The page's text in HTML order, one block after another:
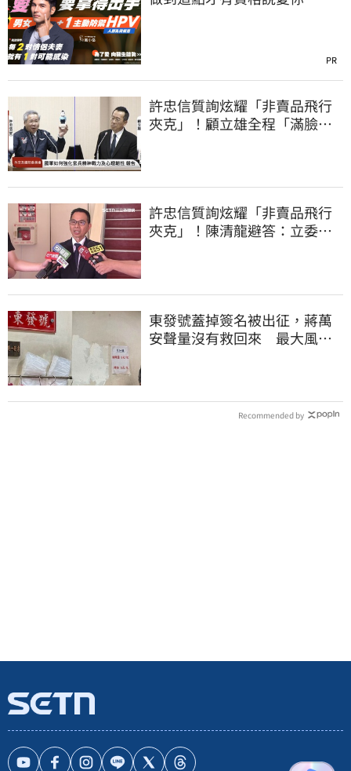
PR
許忠信質詢炫耀「非賣品飛行
夾克」！顧立雄全程「滿臉問
許忠信質詢炫耀「非賣品飛行
夾克」！陳清龍避答：立委質
東發號蓋掉簽名被出征，蔣萬
安聲量沒有救回來 最大風險
Recommended by